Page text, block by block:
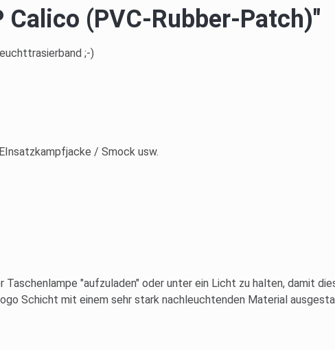
(PVC-Rubber-Patch)"
;-)
/ Smock usw.
"aufzuladen" oder unter ein Licht zu halten, damit
Schicht mit einem sehr stark nachleuchtenden Material